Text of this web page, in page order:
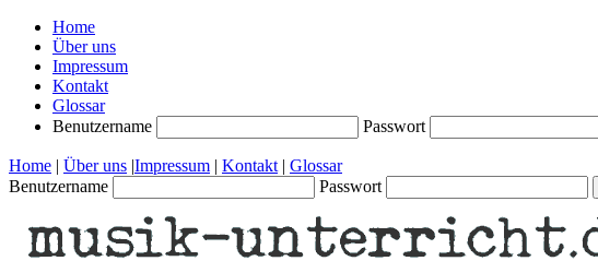
Home
Über uns
Impressum
Kontakt
Glossar
Benutzername
Passwort
Home | Über uns |Impressum | Kontakt | Glossar
Benutzername
Passwort